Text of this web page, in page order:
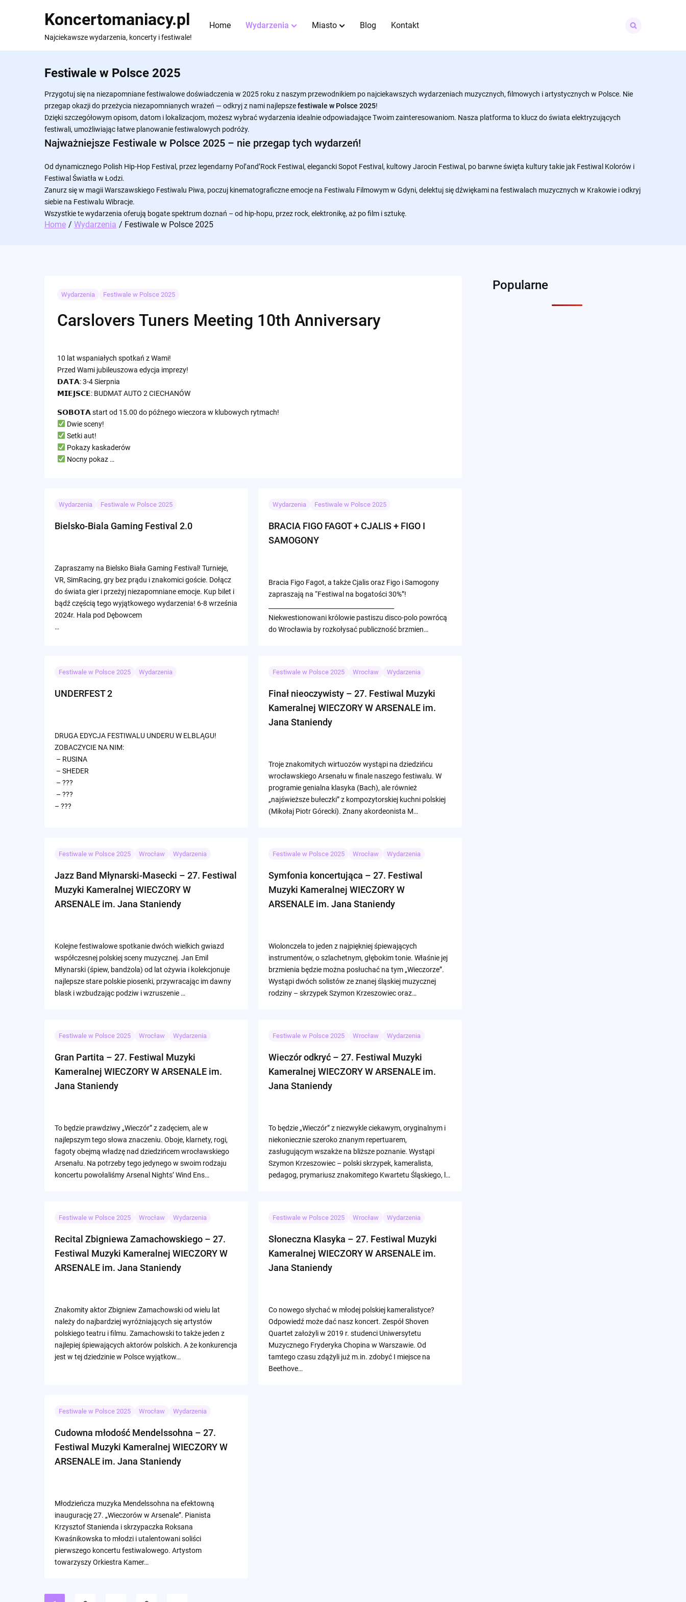
Koncertomaniacy.pl
Najciekawsze wydarzenia, koncerty i festiwale!
Home Wydarzenia Miasto Blog Kontakt
for:
Festiwale w Polsce 2025
Przygotuj się na niezapomniane festiwalowe doświadczenia w 2025 roku z naszym przewodnikiem po najciekawszych wydarzeniach muzycznych, filmowych i artystycznych w Polsce. Nie
przegap okazji do przeżycia niezapomnianych wrażeń — odkryj z nami najlepszefestiwale w Polsce 2025!
Dzięki szczegółowym opisom, datom i lokalizacjom, możesz wybrać wydarzenia idealnie odpowiadające Twoim zainteresowaniom. Nasza platforma to klucz do świata elektryzujących
festiwali, umożliwiając łatwe planowanie festiwalowych podróży.
Najważniejsze Festiwale w Polsce 2025 – nie przegap tych wydarzeń!
Od dynamicznego Polish Hip-Hop Festival, przez legendarny Pol’and’Rock Festiwal, elegancki Sopot Festival, kultowy Jarocin Festiwal, po barwne święta kultury takie jak Festiwal Kolorów i
Festiwal Światła w Łodzi.
Zanurz się w magii Warszawskiego Festiwalu Piwa, poczuj kinematograficzne emocje na Festiwalu Filmowym w Gdyni, delektuj się dźwiękami na festiwalach muzycznych w Krakowie i odkryj
siebie na Festiwalu Wibracje.
Wszystkie te wydarzenia oferują bogate spektrum doznań – od hip-hopu, przez rock, elektronikę, aż po film i sztukę.
Home Wydarzenia Festiwale w Polsce 2025
Wydarzenia Festiwale w Polsce 2025
Carslovers Tuners Meeting 10th Anniversary
10 lat wspaniałych spotkań z Wami!
Przed Wami jubileuszowa edycja imprezy!
𝗗𝗔𝗧𝗔: 3-4 Sierpnia
𝗠𝗜𝗘𝗝𝗦𝗖𝗘: BUDMAT AUTO 2 CIECHANÓW
𝗦𝗢𝗕𝗢𝗧𝗔 start od 15.00 do późnego wieczora w klubowych rytmach!
Dwie sceny!
Setki aut!
Pokazy kaskaderów
Nocny pokaz …
Wydarzenia Festiwale w Polsce 2025
Bielsko-Biala Gaming Festival 2.0
Zapraszamy na Bielsko Biała Gaming Festival! Turnieje,
VR, SimRacing, gry bez prądu i znakomici goście. Dołącz
do świata gier i przeżyj niezapomniane emocje. Kup bilet i
bądź częścią tego wyjątkowego wydarzenia! 6-8 września
2024r. Hala pod Dębowcem
…
Wydarzenia Festiwale w Polsce 2025
BRACIA FIGO FAGOT + CJALIS + FIGO I
SAMOGONY
Bracia Figo Fagot, a także Cjalis oraz Figo i Samogony
zapraszają na “Festiwal na bogatości 30%”!
Niekwestionowani królowie pastiszu disco-polo powrócą
do Wrocławia by rozkołysać publiczność brzmien…
Festiwale w Polsce 2025 Wydarzenia
UNDERFEST 2
DRUGA EDYCJA FESTIWALU UNDERU W ELBLĄGU!
ZOBACZYCIE NA NIM:
– RUSINA
– SHEDER
– ???
– ???
– ???
Festiwale w Polsce 2025 Wrocław Wydarzenia
Finał nieoczywisty – 27. Festiwal Muzyki
Kameralnej WIECZORY W ARSENALE im.
Jana Staniendy
Troje znakomitych wirtuozów wystąpi na dziedzińcu
wrocławskiego Arsenału w finale naszego festiwalu. W
programie genialna klasyka (Bach), ale również
„najświeższe bułeczki” z kompozytorskiej kuchni polskiej
(Mikołaj Piotr Górecki). Znany akordeonista M…
Festiwale w Polsce 2025 Wrocław Wydarzenia
Jazz Band Młynarski-Masecki – 27. Festiwal
Muzyki Kameralnej WIECZORY W
ARSENALE im. Jana Staniendy
Kolejne festiwalowe spotkanie dwóch wielkich gwiazd
współczesnej polskiej sceny muzycznej. Jan Emil
Młynarski (śpiew, bandżola) od lat ożywia i kolekcjonuje
najlepsze stare polskie piosenki, przywracając im dawny
blask i wzbudzając podziw i wzruszenie …
Festiwale w Polsce 2025 Wrocław Wydarzenia
Symfonia koncertująca – 27. Festiwal
Muzyki Kameralnej WIECZORY W
ARSENALE im. Jana Staniendy
Wiolonczela to jeden z najpiękniej śpiewających
instrumentów, o szlachetnym, głębokim tonie. Właśnie jej
brzmienia będzie można posłuchać na tym „Wieczorze”.
Wystąpi dwóch solistów ze znanej śląskiej muzycznej
rodziny – skrzypek Szymon Krzeszowiec oraz…
Festiwale w Polsce 2025 Wrocław Wydarzenia
Gran Partita – 27. Festiwal Muzyki
Kameralnej WIECZORY W ARSENALE im.
Jana Staniendy
To będzie prawdziwy „Wieczór” z zadęciem, ale w
najlepszym tego słowa znaczeniu. Oboje, klarnety, rogi,
fagoty obejmą władzę nad dziedzińcem wrocławskiego
Arsenału. Na potrzeby tego jedynego w swoim rodzaju
koncertu powołaliśmy Arsenal Nights’ Wind Ens…
Festiwale w Polsce 2025 Wrocław Wydarzenia
Wieczór odkryć – 27. Festiwal Muzyki
Kameralnej WIECZORY W ARSENALE im.
Jana Staniendy
To będzie „Wieczór” z niezwykle ciekawym, oryginalnym i
niekoniecznie szeroko znanym repertuarem,
zasługującym wszakże na bliższe poznanie. Wystąpi
Szymon Krzeszowiec – polski skrzypek, kameralista,
pedagog, prymariusz znakomitego Kwartetu Śląskiego, l…
Festiwale w Polsce 2025 Wrocław Wydarzenia
Recital Zbigniewa Zamachowskiego – 27.
Festiwal Muzyki Kameralnej WIECZORY W
ARSENALE im. Jana Staniendy
Znakomity aktor Zbigniew Zamachowski od wielu lat
należy do najbardziej wyróżniających się artystów
polskiego teatru i filmu. Zamachowski to także jeden z
najlepiej śpiewających aktorów polskich. A że konkurencja
jest w tej dziedzinie w Polsce wyjątkow…
Festiwale w Polsce 2025 Wrocław Wydarzenia
Słoneczna Klasyka – 27. Festiwal Muzyki
Kameralnej WIECZORY W ARSENALE im.
Jana Staniendy
Co nowego słychać w młodej polskiej kameralistyce?
Odpowiedź może dać nasz koncert. Zespół Shoven
Quartet założyli w 2019 r. studenci Uniwersytetu
Muzycznego Fryderyka Chopina w Warszawie. Od
tamtego czasu zdążyli już m.in. zdobyć I miejsce na
Beethove…
Festiwale w Polsce 2025 Wrocław Wydarzenia
Cudowna młodość Mendelssohna – 27.
Festiwal Muzyki Kameralnej WIECZORY W
ARSENALE im. Jana Staniendy
Młodzieńcza muzyka Mendelssohna na efektowną
inaugurację 27. „Wieczorów w Arsenale”. Pianista
Krzysztof Stanienda i skrzypaczka Roksana
Kwaśnikowska to młodzi i utalentowani soliści
pierwszego koncertu festiwalowego. Artystom
towarzyszy Orkiestra Kamer…
Popularne